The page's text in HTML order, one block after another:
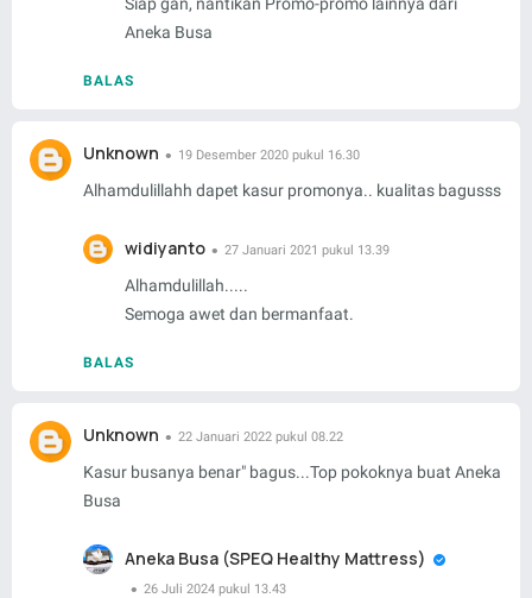
BALAS
Aneka Busa
Unknown 19 Desember 2020 pukul 16.30
Alhamdulillahh dapet kasur promonya.. kualitas bagusss
BALAS
widiyanto 27 Januari 2021 pukul 13.39
Alhamdulillah.....
Semoga awet dan bermanfaat.
Unknown 22 Januari 2022 pukul 08.22
Kasur busanya benar" bagus...Top pokoknya buat Aneka
Busa
Aneka Busa (SPEQ Healthy Mattress)
26 Juli 2024 pukul 13.43